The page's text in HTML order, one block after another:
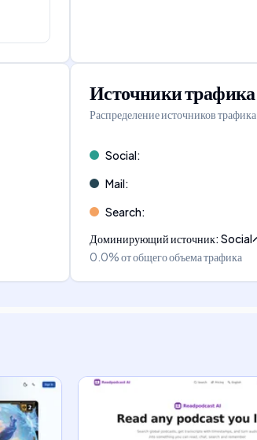
Источники трафика
Распределение источников трафика
Social:
Mail:
Search:
Доминирующий источник:Social
0.0%от общего объема трафика